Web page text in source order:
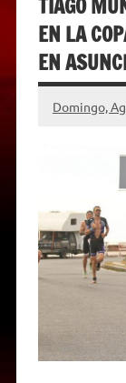
TIAGO
EN LA
EN
Domingo,